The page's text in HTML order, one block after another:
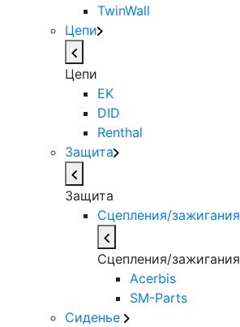
TwinWall
Цепи
Цепи
EK
DID
Renthal
Защита
Защита
Сцепления/зажигания
Сцепления/зажигания
Acerbis
SM-Parts
Сиденье